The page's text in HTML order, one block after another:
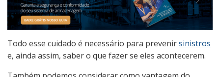
Todo esse cuidado é necessário para prevenirsinistros
e, ainda assim, saber o que fazer se eles acontecerem.